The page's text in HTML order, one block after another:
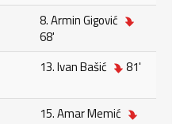
8. Armin Gigović
68'
13. Ivan Bašić 81'
15. Amar Memić